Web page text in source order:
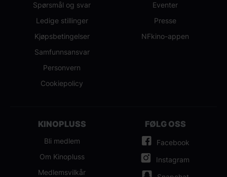
Spørsmål og svar
Ledige stillinger
Kjøpsbetingelser
Samfunnsansvar
Personvern
Cookiepolicy
Eventer
Presse
NFkino-appen
KINOPLUSS
Bli medlem
Om Kinopluss
Medlemsvilkår
FØLG OSS
Facebook
Instagram